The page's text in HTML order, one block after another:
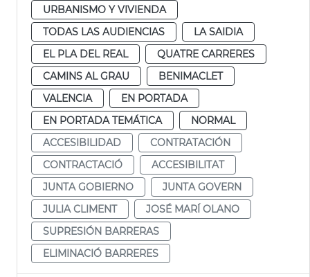
URBANISMO Y VIVIENDA
TODAS LAS AUDIENCIAS
LA SAIDIA
EL PLA DEL REAL
QUATRE CARRERES
CAMINS AL GRAU
BENIMACLET
VALENCIA
EN PORTADA
EN PORTADA TEMÁTICA
NORMAL
ACCESIBILIDAD
CONTRATACIÓN
CONTRACTACIÓ
ACCESIBILITAT
JUNTA GOBIERNO
JUNTA GOVERN
JULIA CLIMENT
JOSÉ MARÍ OLANO
SUPRESIÓN BARRERAS
ELIMINACIÓ BARRERES